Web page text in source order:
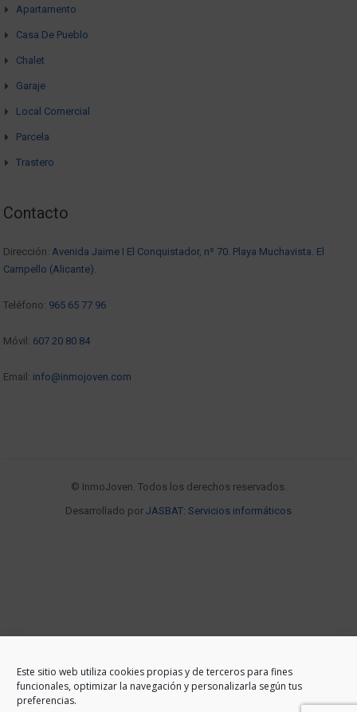
Este sitio web utiliza cookies propias y de terceros para fines
funcionales, optimizar la navegación y personalizarla según tus
preferencias.
Apartamento
Casa De Pueblo
Chalet
Garaje
Local Comercial
Parcela
Trastero
Contacto
Dirección: Avenida Jaime I El Conquistador, nº 70. Playa Muchavista. El
Campello (Alicante).
Teléfono: 965 65 77 96
Móvil: 607 20 80 84
Email: info@inmojoven.com
© InmoJoven. Todos los derechos reservados.
Desarrollado por JASBAT: Servicios informáticos